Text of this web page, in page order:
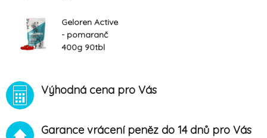
Geloren Active
- pomaranč
400g 90tbl
Výhodná cena pro Vás
Garance vrácení peněz do 14 dnů pro Vás